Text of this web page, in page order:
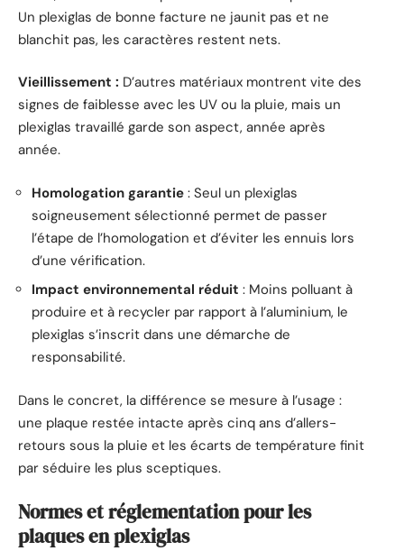
Un plexiglas de bonne facture ne jaunit pas et ne
blanchit pas, les caractères restent nets.
Vieillissement : D’autres matériaux montrent vite des
signes de faiblesse avec les UV ou la pluie, mais un
plexiglas travaillé garde son aspect, année après
année.
Homologation garantie : Seul un plexiglas
soigneusement sélectionné permet de passer
l’étape de l’homologation et d’éviter les ennuis lors
d’une vérification.
Impact environnemental réduit : Moins polluant à
produire et à recycler par rapport à l’aluminium, le
plexiglas s’inscrit dans une démarche de
responsabilité.
Dans le concret, la différence se mesure à l’usage :
une plaque restée intacte après cinq ans d’allers-
retours sous la pluie et les écarts de température finit
par séduire les plus sceptiques.
Normes et réglementation pour les
plaques en plexiglas